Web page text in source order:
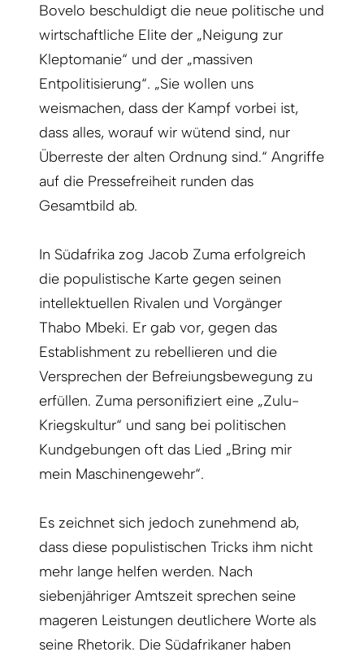
Bovelo beschuldigt die neue politische und
wirtschaftliche Elite der „Neigung zur
Kleptomanie“ und der „massiven
Entpolitisierung“. „Sie wollen uns
weismachen, dass der Kampf vorbei ist,
dass alles, worauf wir wütend sind, nur
Überreste der alten Ordnung sind.“ Angriffe
auf die Pressefreiheit runden das
Gesamtbild ab.
In Südafrika zog Jacob Zuma erfolgreich
die populistische Karte gegen seinen
intellektuellen Rivalen und Vorgänger
Thabo Mbeki. Er gab vor, gegen das
Establishment zu rebellieren und die
Versprechen der Befreiungsbewegung zu
erfüllen. Zuma personifiziert eine „Zulu-
Kriegskultur“ und sang bei politischen
Kundgebungen oft das Lied „Bring mir
mein Maschinengewehr“.
Es zeichnet sich jedoch zunehmend ab,
dass diese populistischen Tricks ihm nicht
mehr lange helfen werden. Nach
siebenjähriger Amtszeit sprechen seine
mageren Leistungen deutlichere Worte als
seine Rhetorik. Die Südafrikaner haben